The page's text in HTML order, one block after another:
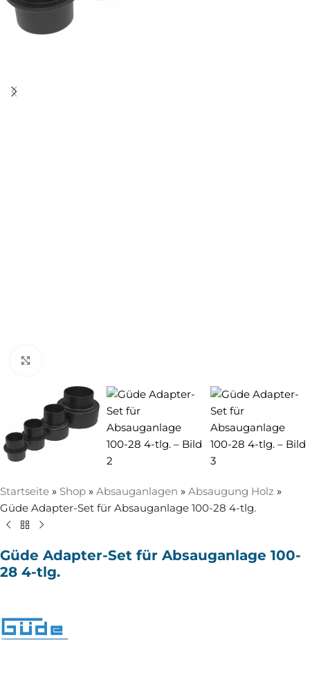
Startseite » Shop » Absauganlagen » Absaugung Holz »
Güde Adapter-Set für Absauganlage 100-28 4-tlg.
Güde Adapter-Set für Absauganlage 100-
28 4-tlg.